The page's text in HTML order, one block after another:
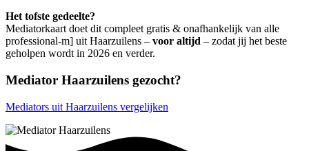
Het tofste gedeelte?
Mediatorkaart doet dit compleet gratis & onafhankelijk van alle
professional-m] uit Haarzuilens – voor altijd – zodat jij het beste
geholpen wordt in 2026 en verder.
Mediator Haarzuilens gezocht?
Mediators uit Haarzuilens vergelijken